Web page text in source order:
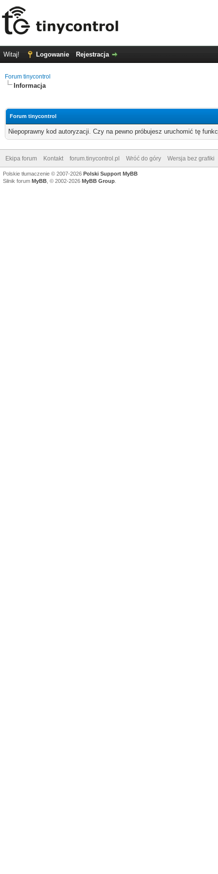
Witaj! Logowanie Rejestracja
Forum tinycontrol
Informacja
Forum tinycontrol
Niepoprawny kod autoryzacji. Czy na pewno próbujesz uruchomić tę
Ekipa forum Kontakt forum.tinycontrol.pl Wróć do góry Wersja bez grafiki
Polskie tłumaczenie © 2007-2026 Polski Support MyBB
Silnik forum MyBB , © 2002-2026 MyBB Group